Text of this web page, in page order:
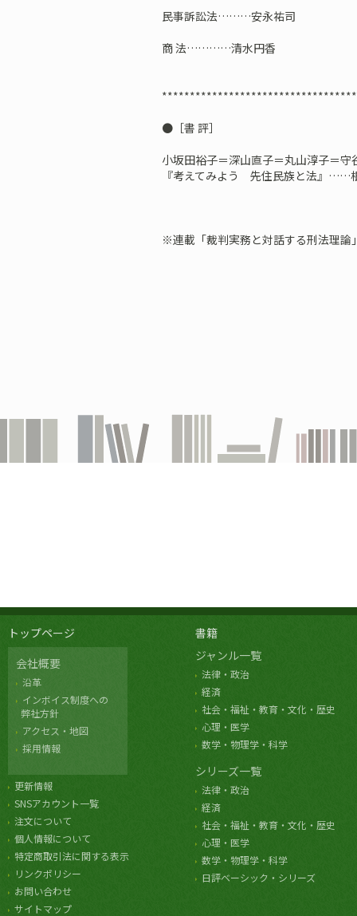
民事訴訟法………安永祐司
商 法…………清水円香
●［書 評］
小坂田裕子＝深山直子＝丸山淳子＝
『考えてみよう 先住民族と法』……
※連載「裁判実務と対話する刑法理論
トップページ
会社概要
沿革
インボイス制度への
弊社方針
アクセス・地図
採用情報
更新情報
SNSアカウント一覧
注文について
個人情報について
特定商取引法に関する表示
リンクポリシー
お問い合わせ
サイトマップ
書籍
ジャンル一覧
法律・政治
経済
社会・福祉・教育・文化・歴史
心理・医学
数学・物理学・科学
シリーズ一覧
法律・政治
経済
社会・福祉・教育・文化・歴史
心理・医学
数学・物理学・科学
日評ベーシック・シリーズ